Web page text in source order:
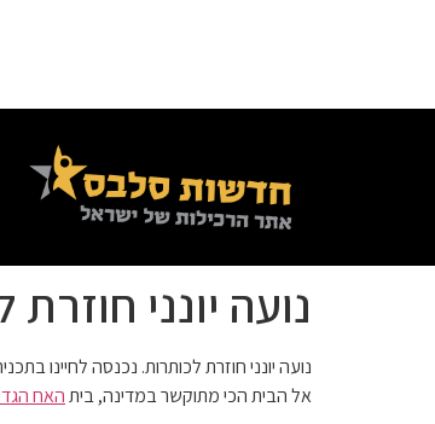
נועה יונני
נועה יונני חוזרת לכותרות. נכנסה
אל הבית הכי מתוקשר במדינה, ביתהאח